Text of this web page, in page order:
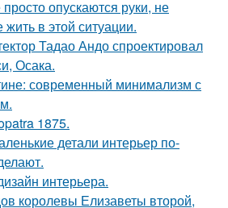
опускаются руки, не
в этой ситуации.
Тадао Андо спроектировал
Осака.
современный минимализм с
1875.
детали интерьер по-
интерьера.
королевы Елизаветы второй,